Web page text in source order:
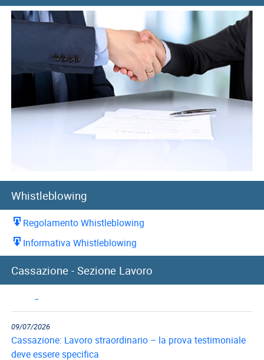
Whistleblowing
Regolamento Whistleblowing
Informativa Whistleblowing
Cassazione - Sezione Lavoro
Cassazione: recupero indennità di preavviso in caso di
09/07/2026
Cassazione: Lavoro straordinario – la prova testimoniale
deve essere specifica